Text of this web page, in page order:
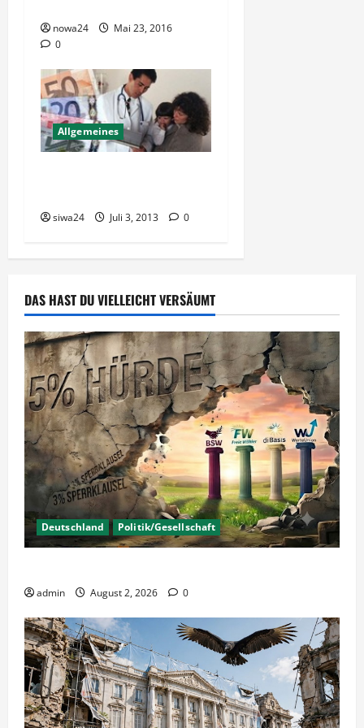
nowa24
Mai 23, 2016
0
Allgemeines
siwa24 Juli 3, 2013 0
DAS HAST DU VIELLEICHT VERSÄUMT
Deutschland Politik/Gesellschaft
admin August 2, 2026 0